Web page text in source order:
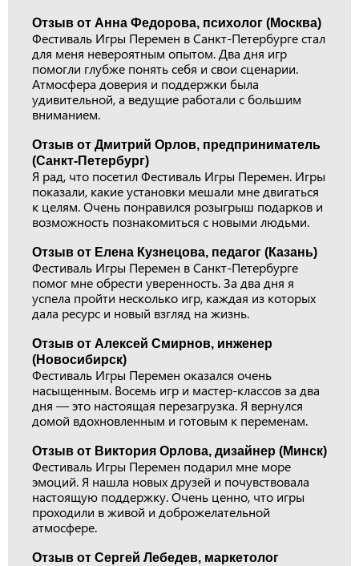
Отзыв от Анна Федорова, психолог (Москва)
Фестиваль Игры Перемен в Санкт-Петербурге стал
для меня невероятным опытом. Два дня игр
помогли глубже понять себя и свои сценарии.
Атмосфера доверия и поддержки была
удивительной, а ведущие работали с большим
вниманием.
Отзыв от Дмитрий Орлов, предприниматель
(Санкт-Петербург)
Я рад, что посетил Фестиваль Игры Перемен. Игры
показали, какие установки мешали мне двигаться
к целям. Очень понравился розыгрыш подарков и
возможность познакомиться с новыми людьми.
Отзыв от Елена Кузнецова, педагог (Казань)
Фестиваль Игры Перемен в Санкт-Петербурге
помог мне обрести уверенность. За два дня я
успела пройти несколько игр, каждая из которых
дала ресурс и новый взгляд на жизнь.
Отзыв от Алексей Смирнов, инженер
(Новосибирск)
Фестиваль Игры Перемен оказался очень
насыщенным. Восемь игр и мастер-классов за два
дня — это настоящая перезагрузка. Я вернулся
домой вдохновленным и готовым к переменам.
Отзыв от Виктория Орлова, дизайнер (Минск)
Фестиваль Игры Перемен подарил мне море
эмоций. Я нашла новых друзей и почувствовала
настоящую поддержку. Очень ценно, что игры
проходили в живой и доброжелательной
атмосфере.
Отзыв от Сергей Лебедев, маркетолог